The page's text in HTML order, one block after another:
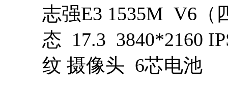
志强E3 1535M V6（
态 17.3 3840*2160
纹 摄像头 6芯电池